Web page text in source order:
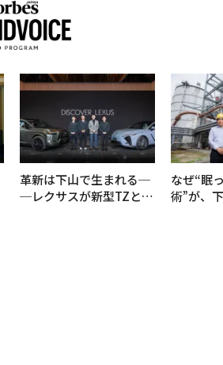
革新は下山で生まれる─
─レクサスが新型TZとE
なぜ“眠
術”が、